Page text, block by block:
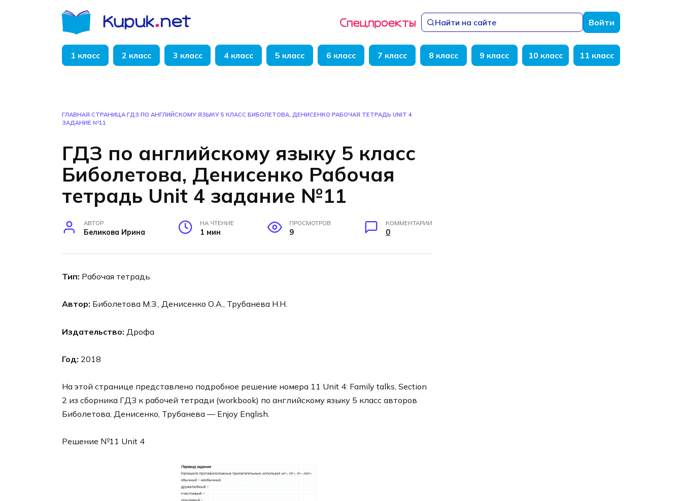
Найти на сайте Войти
1 класс 2 класс 3 класс 4 класс 5 класс 6 класс 7 класс 8 класс 9 класс 10 класс 11 класс
ГЛАВНАЯ СТРАНИЦА ГДЗ ПО АНГЛИЙСКОМУ ЯЗЫКУ 5 КЛАСС БИБОЛЕТОВА, ДЕНИСЕНКО РАБОЧАЯ ТЕТРАДЬ UNIT 4
ЗАДАНИЕ №11
ГДЗ по английскому языку 5 класс
Биболетова, Денисенко Рабочая
тетрадь Unit 4 задание №11
АВТОР
Беликова Ирина
НА ЧТЕНИЕ
1 мин
ПРОСМОТРОВ
9
КОММЕНТАРИИ
0
Тип: Рабочая тетрадь
Автор: Биболетова М.З., Денисенко О.А., Трубанева Н.Н.
Издательство: Дрофа
Год: 2018
На этой странице представлено подробное решение номера 11 Unit 4: Family talks, Section
2 из сборника ГДЗ к рабочей тетради (workbook) по английскому языку 5 класс авторов
Биболетова, Денисенко, Трубанева — Enjoy English.
Решение №11 Unit 4